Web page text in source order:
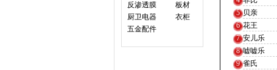
反渗透膜
板材
厨卫电器
衣柜
五金配件
5 贝亲
6 花王
7 安儿乐
8 嘘嘘乐
9 雀氏